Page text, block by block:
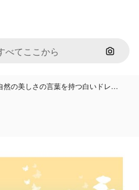
画像で
然の美しさの言葉を持つ白いドレ…